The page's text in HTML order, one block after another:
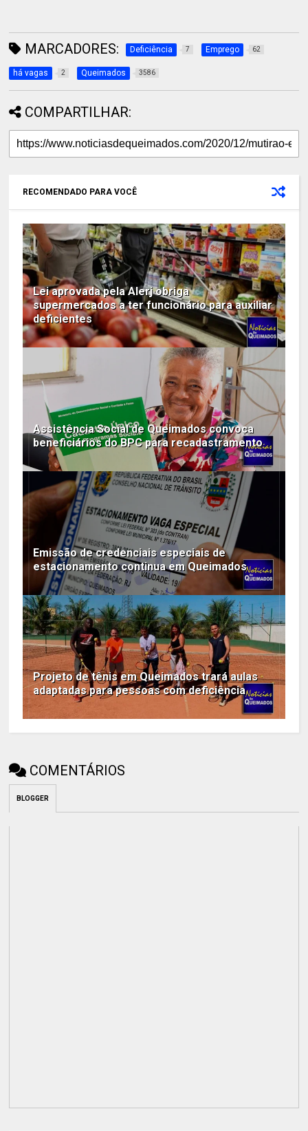
MARCADORES: Deficiência 7 Emprego 62
há vagas 2 Queimados 3586
COMPARTILHAR:
RECOMENDADO PARA VOCÊ
Lei aprovada pela Alerj obriga
supermercados a ter funcionário para auxiliar
deficientes
Assistência Social de Queimados convoca
beneficiários do BPC para recadastramento
Emissão de credenciais especiais de
estacionamento continua em Queimados
Projeto de tênis em Queimados trará aulas
adaptadas para pessoas com deficiência
COMENTÁRIOS
BLOGGER